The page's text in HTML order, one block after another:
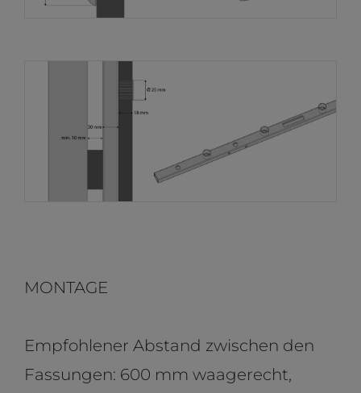
MONTAGE
Empfohlener Abstand zwischen den
Fassungen: 600 mm waagerecht,